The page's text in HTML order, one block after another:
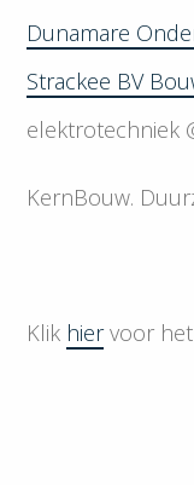
Dunamare
Strackee BV
elektrotechniek
KernBouw.
Klik hiervoor